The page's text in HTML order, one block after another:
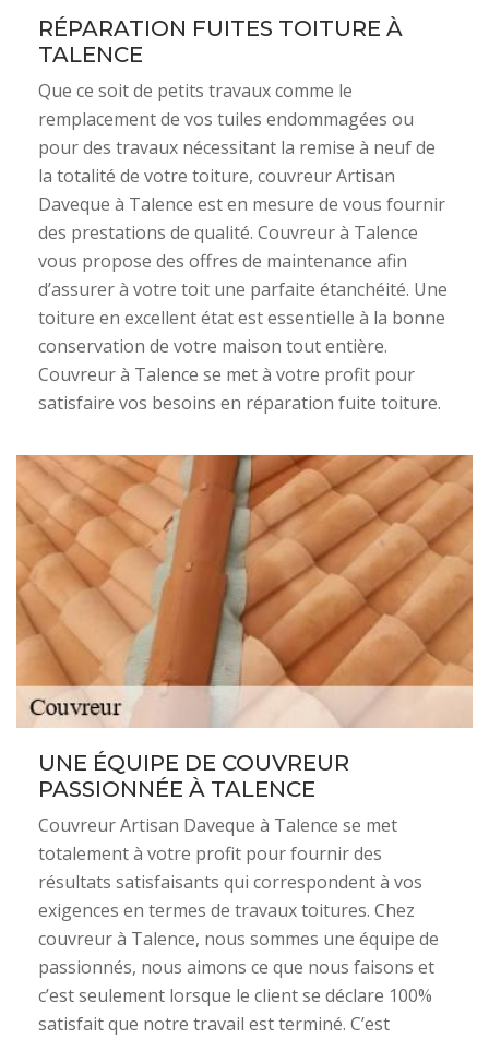
RÉPARATION FUITES TOITURE À
TALENCE
Que ce soit de petits travaux comme le
remplacement de vos tuiles endommagées ou
pour des travaux nécessitant la remise à neuf de
la totalité de votre toiture, couvreur Artisan
Daveque à Talence est en mesure de vous fournir
des prestations de qualité. Couvreur à Talence
vous propose des offres de maintenance afin
d’assurer à votre toit une parfaite étanchéité. Une
toiture en excellent état est essentielle à la bonne
conservation de votre maison tout entière.
Couvreur à Talence se met à votre profit pour
satisfaire vos besoins en réparation fuite toiture.
UNE ÉQUIPE DE COUVREUR
PASSIONNÉE À TALENCE
Couvreur Artisan Daveque à Talence se met
totalement à votre profit pour fournir des
résultats satisfaisants qui correspondent à vos
exigences en termes de travaux toitures. Chez
couvreur à Talence, nous sommes une équipe de
passionnés, nous aimons ce que nous faisons et
c’est seulement lorsque le client se déclare 100%
satisfait que notre travail est terminé. C’est